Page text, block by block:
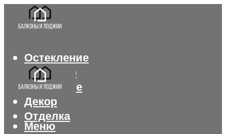
Остекление
Интерьер
Утепление
Декор
Отделка
Меню